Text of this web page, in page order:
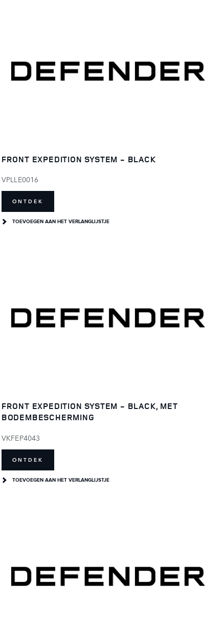
FRONT EXPEDITION SYSTEM - BLACK
VPLLE0016
ONTDEK
TOEVOEGEN AAN HET VERLANGLIJSTJE
FRONT EXPEDITION SYSTEM - BLACK, MET
BODEMBESCHERMING
VKFEP4043
ONTDEK
TOEVOEGEN AAN HET VERLANGLIJSTJE